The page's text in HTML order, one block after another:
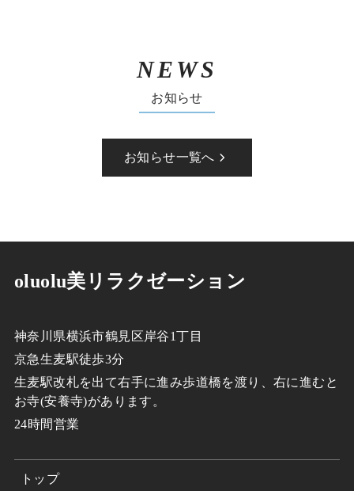
NEWS
お知らせ
お知らせ一覧へ
oluolu美リラクゼーション
神奈川県横浜市鶴見区岸谷1丁目
京急生麦駅徒歩3分
生麦駅改札を出て右手に進み歩道橋を渡り、右に進むと
お寺(安養寺)があります。
24時間営業
トップ